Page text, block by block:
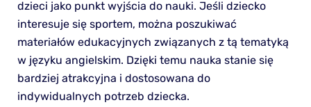
dzieci jako punkt wyjścia do nauki. Jeśli dziecko
interesuje się sportem, można poszukiwać
materiałów edukacyjnych związanych z tą tematyką
w języku angielskim. Dzięki temu nauka stanie się
bardziej atrakcyjna i dostosowana do
indywidualnych potrzeb dziecka.